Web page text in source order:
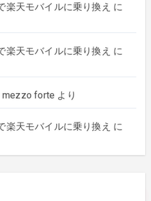
楽天モバイルに乗り換え に
楽天モバイルに乗り換え に
mezzo forte より
楽天モバイルに乗り換え に